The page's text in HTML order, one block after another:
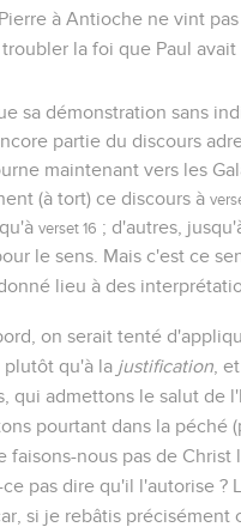
à Antioche ne vint
la foi que Paul avait
sa démonstration sans
partie du discours
maintenant vers les
(à tort) ce discours à
verset 16 ; d'autres,
le sens. Mais c'est ce
lieu à des
on serait tenté
, plutôt qu'à la justification ,
qui admettons le salut de
pourtant dans la péché
faisons-nous pas de Christ
pas dire qu'il l'autorise ?
si je rebâtis précisément